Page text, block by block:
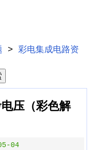
>彩电集成电路资
压（彩色解
04